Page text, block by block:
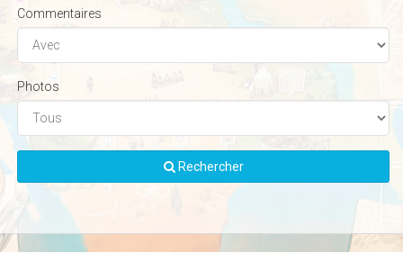
Commentaires
Photos
Rechercher